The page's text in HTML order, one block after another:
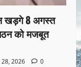
खड़गे 8 अगस्त
को मजबूत
28, 2026
0